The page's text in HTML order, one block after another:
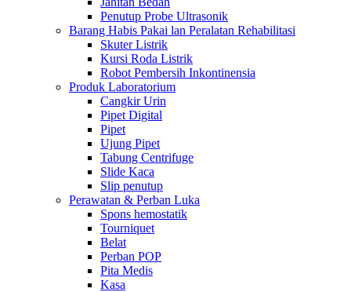
Penutup Probe Ultrasonik
Barang Habis Pakai lan Peralatan Rehabilitasi
Skuter Listrik
Kursi Roda Listrik
Robot Pembersih Inkontinensia
Produk Laboratorium
Cangkir Urin
Pipet Digital
Pipet
Ujung Pipet
Tabung Centrifuge
Slide Kaca
Slip penutup
Perawatan & Perban Luka
Spons hemostatik
Tourniquet
Belat
Perban POP
Pita Medis
Kasa